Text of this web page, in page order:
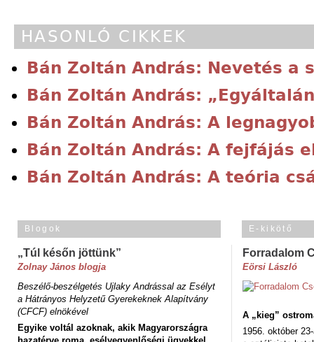
HASONLÓ CIKKEK
Bán Zoltán András: Nevetés a
Bán Zoltán András:
Bán Zoltán András: A
Bán Zoltán András: A fejfájás
Bán Zoltán András: A teória
Blogok
„Túl későn jöttünk”
Zolnay János blogja
Beszélő-beszélgetés Ujlaky Andrással az Esélyt
a Hátrányos Helyzetű Gyerekeknek Alapítvány
(CFCF) elnökével
Egyike voltál azoknak, akik Magyarországra
hazatérve roma, esélyegyenlőségi ügyekkel
E-kikötő
Forradalom
Eörsi László
A „kieg”
1956. október